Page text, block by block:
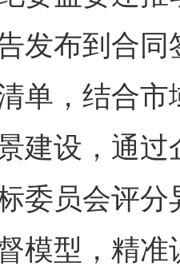
发布到合
单，结合
建设，通
委员会评
模型，精